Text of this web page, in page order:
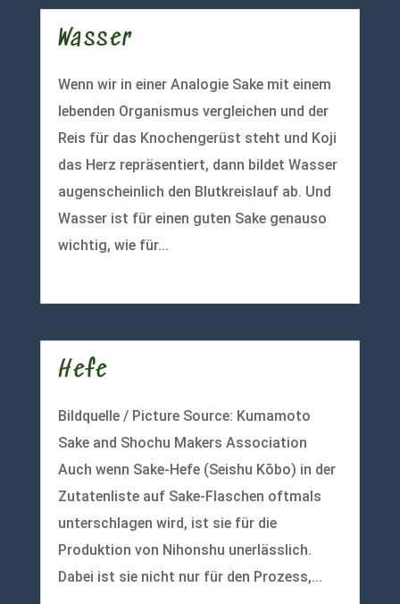
Wasser
Wenn wir in einer Analogie Sake mit einem
lebenden Organismus vergleichen und der
Reis für das Knochengerüst steht und Koji
das Herz repräsentiert, dann bildet Wasser
augenscheinlich den Blutkreislauf ab. Und
Wasser ist für einen guten Sake genauso
wichtig, wie für...
Hefe
Bildquelle / Picture Source: Kumamoto
Sake and Shochu Makers Association
Auch wenn Sake-Hefe (Seishu Kōbo) in der
Zutatenliste auf Sake-Flaschen oftmals
unterschlagen wird, ist sie für die
Produktion von Nihonshu unerlässlich.
Dabei ist sie nicht nur für den Prozess,...